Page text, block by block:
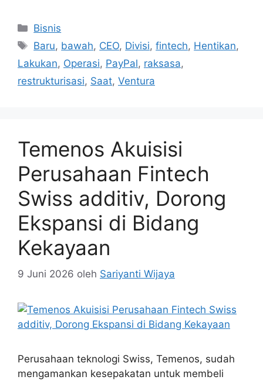
Kategori
Bisnis
Tag
Baru, bawah, CEO, Divisi,fintech, Hentikan,
Lakukan, Operasi, PayPal, raksasa,
restrukturisasi, Saat, Ventura
Temenos Akuisisi
Perusahaan Fintech
Swiss additiv, Dorong
Ekspansi di Bidang
Kekayaan
9 Juni 2026 oleh Sariyanti Wijaya
Perusahaan teknologi Swiss, Temenos, sudah
mengamankan kesepakatan untuk membeli